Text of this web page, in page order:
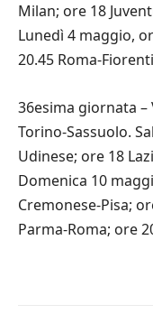
Milan; ore 18
Lunedì 4 maggio,
20.45 Roma-
36esima giornata
Torino-Sassuolo.
Udinese; ore 18
Domenica 10
Cremonese-Pisa;
Parma-Roma; ore